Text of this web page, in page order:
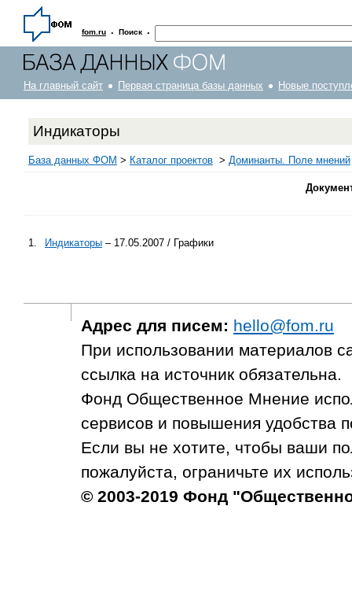
fom.ru · Поиск ·
На главный сайт Первая страница базы данных Новые
Индикаторы
База данных ФОМ > Каталог проектов > Доминанты. Поле мнений
1. Индикаторы – 17.05.2007 / Графики
Адрес для писем: hello@fom.ru
При использовании материалов
ссылка на источник обязательна.
Фонд Общественное Мнение
сервисов и повышения удобства
Если вы не хотите, чтобы ваши
пожалуйста, ограничьте их
© 2003-2019 Фонд